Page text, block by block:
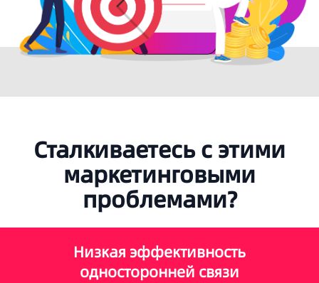
Сталкиваетесь с этими
маркетинговыми
проблемами?
Низкая эффективность
односторонней связи